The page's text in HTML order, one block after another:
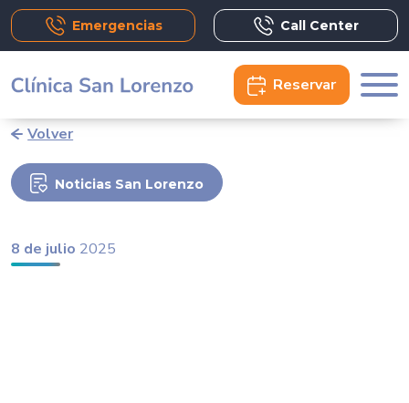
Emergencias Call Center
Reservar
Volver
Noticias San Lorenzo
8 de julio 2025